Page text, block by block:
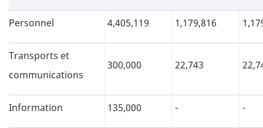
Personnel 4,405,119 1,179,816
Transports et
communications
300,000 22,743
Information 135,000 - -